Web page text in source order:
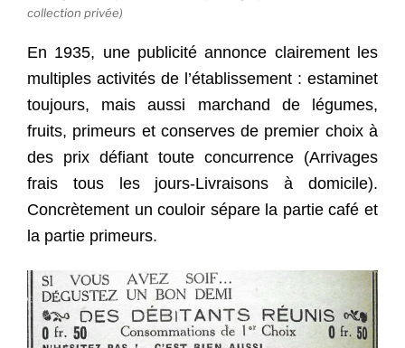
collection privée)
En 1935, une publicité annonce clairement les
multiples activités de l’établissement : estaminet
toujours, mais aussi marchand de légumes,
fruits, primeurs et conserves de premier choix à
des prix défiant toute concurrence (Arrivages
frais tous les jours-Livraisons à domicile).
Concrètement un couloir sépare la partie café et
la partie primeurs.